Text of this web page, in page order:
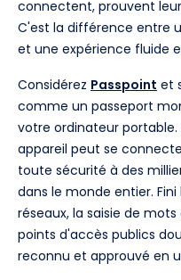
connectent, prouvent
C'est la différence entre
et une expérience fluide
Considérez Passpoint et
comme un passeport
votre ordinateur
appareil peut se
toute sécurité à des
dans le monde entier.
réseaux, la saisie de
points d'accès publics
reconnu et approuvé en